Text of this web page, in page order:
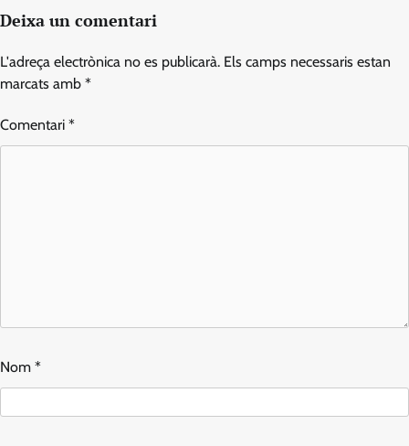
Deixa un comentari
L'adreça electrònica no es publicarà. Els camps necessaris estan
marcats amb *
Comentari *
Nom *